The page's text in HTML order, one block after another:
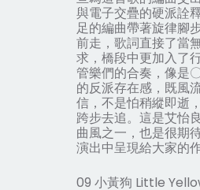
與電子交疊的硬派詮
足的編曲帶著旋律腳
前走，歌詞直接了當
求，橋段中更加入了
管樂們的合奏，像是
的反派存在感，既風
信，不是怕稍縱即逝
跨步去追。這是艾怡
曲風之一，也是很期
演出中呈現給大家的作
09 小黃狗 Little